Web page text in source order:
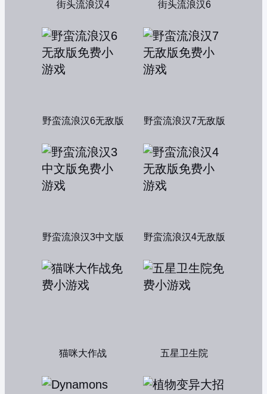
街头流浪汉4 街头流浪汉6
野蛮流浪汉6无敌版 野蛮流浪汉7无敌版
野蛮流浪汉3中文版 野蛮流浪汉4无敌版
猫咪大作战 五星卫生院